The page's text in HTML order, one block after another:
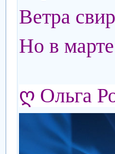
Ветра
Но в
ღ Ольга